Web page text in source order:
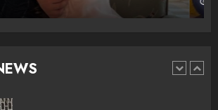
Punonjësja e UKT akuzon
pasuri të pajustifikuar